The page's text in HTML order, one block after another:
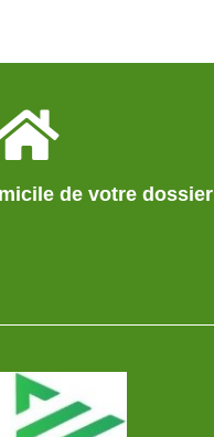
de votre dossier